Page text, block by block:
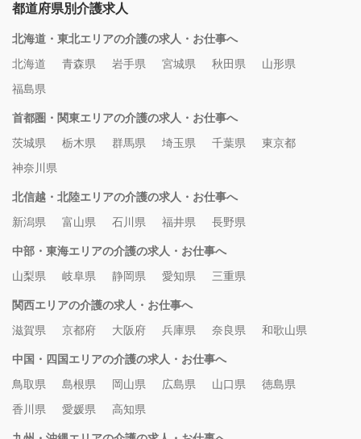
都道府県別介護求人
北海道・東北エリアの介護の求人・お仕事へ
北海道
青森県 岩手県 宮城県 秋田県
山形県
福島県
首都圏・関東エリアの介護の求人・お仕事へ
茨城県
栃木県 群馬県 埼玉県 千葉県
東京都
神奈川県
北信越・北陸エリアの介護の求人・お仕事へ
新潟県
富山県 石川県 福井県 長野県
中部・東海エリアの介護の求人・お仕事へ
山梨県
岐阜県 静岡県 愛知県 三重県
関西エリアの介護の求人・お仕事へ
滋賀県
京都府 大阪府 兵庫県 奈良県 和歌山県
中国・四国エリアの介護の求人・お仕事へ
鳥取県
島根県 岡山県 広島県 山口県
徳島県
香川県
愛媛県 高知県